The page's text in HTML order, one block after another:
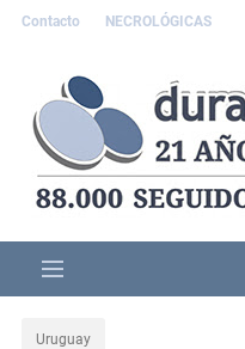
Contacto NECROLÓGICAS
Uruguay